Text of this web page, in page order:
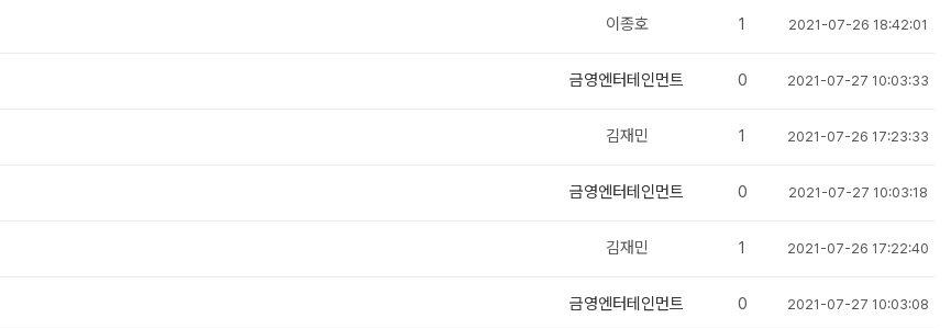
이종호 1 2021-07-26 18:42:01
금영엔터테인먼트 0 2021-07-27 10:03:33
김재민 1 2021-07-26 17:23:33
금영엔터테인먼트 0 2021-07-27 10:03:18
김재민 1 2021-07-26 17:22:40
금영엔터테인먼트 0 2021-07-27 10:03:08